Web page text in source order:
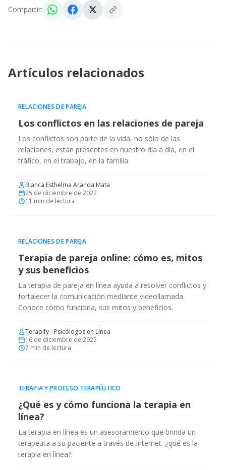
Compartir:
Artículos relacionados
RELACIONES DE PAREJA
Los conflictos en las relaciones de pareja
Los conflictos son parte de la vida, no sólo de las
relaciones, están presentes en nuestro día a día, en el
tráfico, en el trabajo, en la familia.
Blanca Esthelma Aranda Mata
25 de diciembre de 2022
11 min de lectura
RELACIONES DE PAREJA
Terapia de pareja online: cómo es, mitos
y sus beneficios
La terapia de pareja en línea ayuda a resolver conflictos y
fortalecer la comunicación mediante videollamada.
Conoce cómo funciona, sus mitos y beneficios.
Terapify - Psicólogos en Línea
16 de diciembre de 2025
7 min de lectura
TERAPIA Y PROCESO TERAPÉUTICO
¿Qué es y cómo funciona la terapia en
línea?
La terapia en línea es un asesoramiento que brinda un
terapeuta a su paciente a través de Internet. ¿qué es la
terapia en línea?.